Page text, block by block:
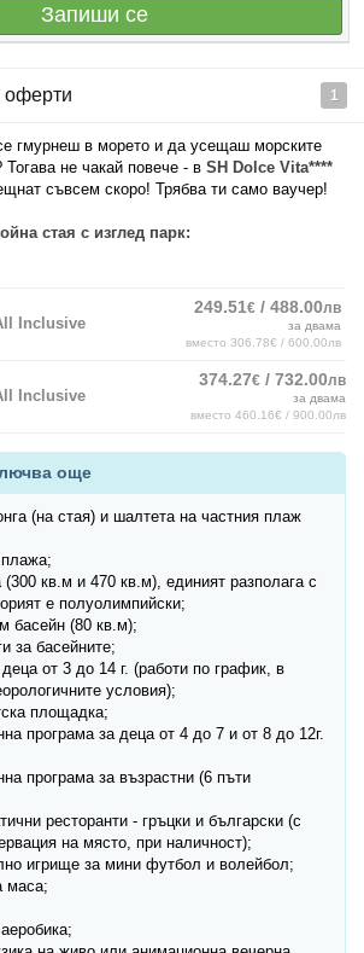
Запиши се
оферти 1
гмурнеш в морето и да усещаш морските
не чакай повече - в SH Dolce Vita****
съвсем скоро! Трябва ти само ваучер!
стая с изглед парк:
Inclusive
249.51€ / 488.00лв
за двама
вместо 306.78€ / 600.00лв
Inclusive
374.27€ / 732.00лв
за двама
вместо 460.16€ / 900.00лв
още
(на стая) и шалтета на частния плаж
(300 кв.м и 470 кв.м), единият разполага с
е полуолимпийски;
басейн (80 кв.м);
за басейните;
от 3 до 14 г. (работи по график, в
условия);
площадка;
програма за деца от 4 до 7 и от 8 до 12г.
програма за възрастни (6 пъти
ресторанти - гръцки и български (с
на място, при наличност);
игрище за мини футбол и волейбол;
маса;